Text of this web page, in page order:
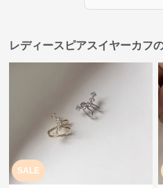
レディースピアスイヤーカフ
SALE